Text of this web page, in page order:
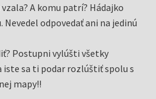
A komu patrí? Hádajko
Nevedel odpovedať ani na jedinú
Postupni vylúšti všetky
sa ti podar rozlúštiť spolu s
mapy!!